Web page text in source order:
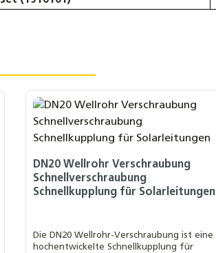
DN20 Wellrohr Verschraubung
Schnellverschraubung
Schnellkupplung für Solarleitungen
Die DN20 Wellrohr-Verschraubung ist eine
hochentwickelte Schnellkupplung für